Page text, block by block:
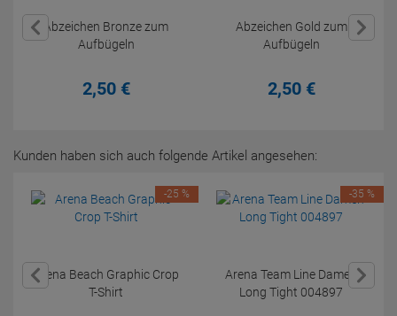
Abzeichen Bronze zum
Aufbügeln
2,50 €
Abzeichen Gold zum
Aufbügeln
2,50 €
Kunden haben sich auch folgende Artikel angesehen:
Arena Beach Graphic Crop
T-Shirt
-25 %
Arena Team Line Damen
Long Tight 004897
-35 %